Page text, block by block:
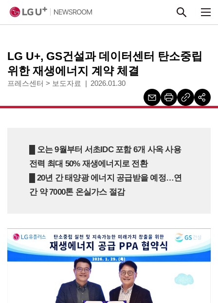
LG U+, GS건설과 데이터센터 탄소중립
위한 재생에너지 계약 체결
프레스센터 > 보도자료 2026.01.30
오는 9월부터 서초IDC 포함 6개 사옥 사용
전력 최대 50% 재생에너지로 전환
20년 간 태양광 에너지 공급받을 예정…연
간 약 7000톤 온실가스 절감